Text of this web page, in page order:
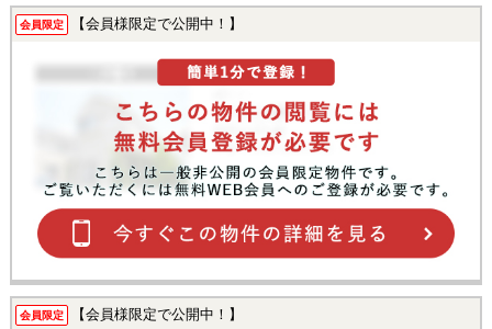
会員限定 【会員様限定で公開中！】
会員限定 【会員様限定で公開中！】